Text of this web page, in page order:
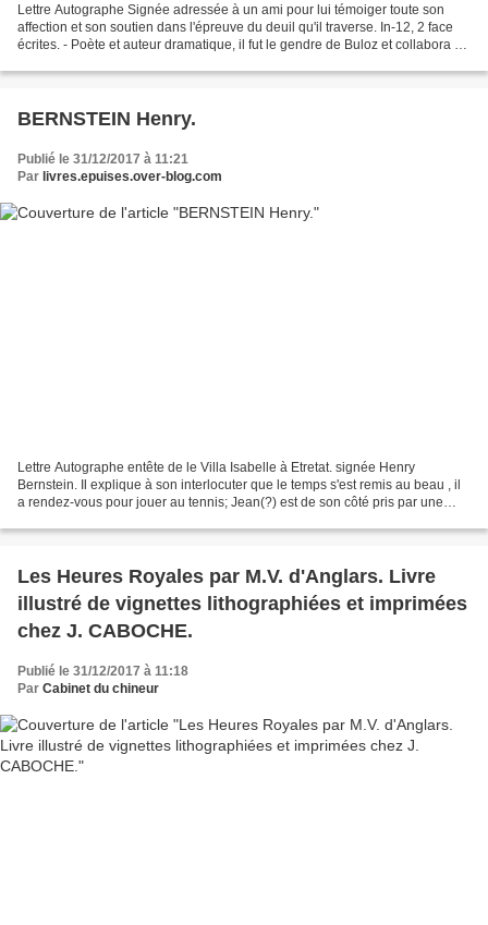
Lettre Autographe Signée adressée à un ami pour lui témoiger toute son
affection et son soutien dans l'épreuve du deuil qu'il traverse. In-12, 2 face
écrites. - Poète et auteur dramatique, il fut le gendre de Buloz et collabora à
BERNSTEIN Henry.
Publié le 31/12/2017 à 11:21
Par livres.epuises.over-blog.com
Lettre Autographe entête de le Villa Isabelle à Etretat. signée Henry
Bernstein. Il explique à son interlocuter que le temps s'est remis au beau , il
a rendez-vous pour jouer au tennis; Jean(?) est de son côté pris par une
Les Heures Royales par M.V. d'Anglars. Livre
illustré de vignettes lithographiées et imprimées
chez J. CABOCHE.
Publié le 31/12/2017 à 11:18
Par Cabinet du chineur